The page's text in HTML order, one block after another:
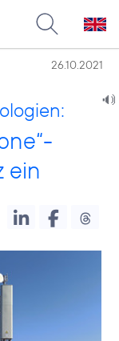
26.10.2021
ein